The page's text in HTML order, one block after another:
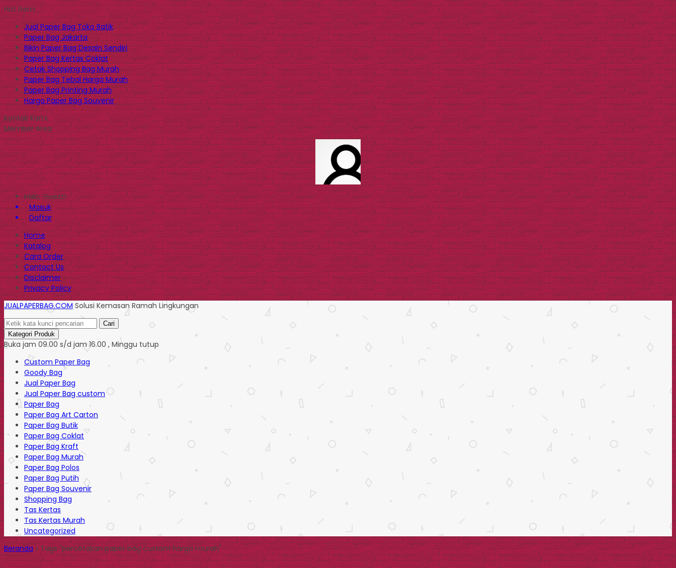
Hot Item
Jual Paper Bag Toko Batik
Paper Bag Jakarta
Bikin Paper Bag Desain Sendiri
Paper Bag Kertas Coklat
Cetak Shopping Bag Murah
Paper Bag Tebal Harga Murah
Paper Bag Printing Murah
Harga Paper Bag Souvenir
Kontak Kami
Member Area
Halo, Guest!
Masuk
Daftar
Home
Katalog
Cara Order
Contact Us
Disclaimer
Privacy Policy
JUALPAPERBAG.COM Solusi Kemasan Ramah Lingkungan
Cari
Kategori Produk
Buka jam 09.00 s/d jam 16.00 , Minggu tutup
Custom Paper Bag
Goody Bag
Jual Paper Bag
Jual Paper Bag custom
Paper Bag
Paper Bag Art Carton
Paper Bag Butik
Paper Bag Coklat
Paper Bag Kraft
Paper Bag Murah
Paper Bag Polos
Paper Bag Putih
Paper Bag Souvenir
Shopping Bag
Tas Kertas
Tas Kertas Murah
Uncategorized
Beranda»Tags "percetakan paper bag custom harga murah"